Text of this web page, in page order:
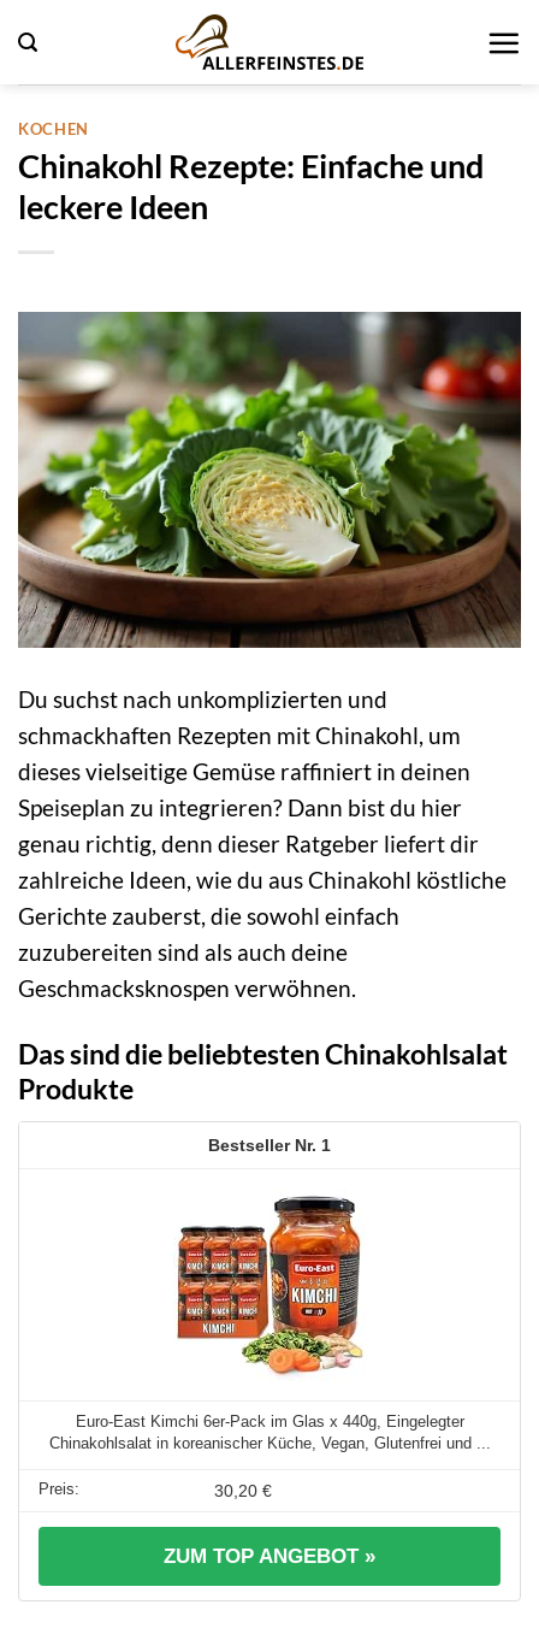
Inhalt
springen
KOCHEN
Chinakohl Rezepte: Einfache und
leckere Ideen
Du suchst nach unkomplizierten und
schmackhaften Rezepten mit Chinakohl, um
dieses vielseitige Gemüse raffiniert in deinen
Speiseplan zu integrieren? Dann bist du hier
genau richtig, denn dieser Ratgeber liefert dir
zahlreiche Ideen, wie du aus Chinakohl köstliche
Gerichte zauberst, die sowohl einfach
zuzubereiten sind als auch deine
Geschmacksknospen verwöhnen.
Das sind die beliebtesten Chinakohlsalat
Produkte
1
Euro-East Kimchi 6er-Pack im Glas x 440g, Eingelegter
Chinakohlsalat in koreanischer Küche, Vegan, Glutenfrei und ...
30,20 €
ZUM TOP ANGEBOT »